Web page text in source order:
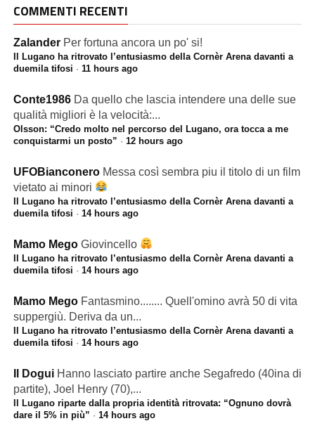
COMMENTI RECENTI
Zalander Per fortuna ancora un po' si!
Il Lugano ha ritrovato l’entusiasmo della Cornèr Arena davanti a
duemila tifosi · 11 hours ago
Conte1986 Da quello che lascia intendere una delle sue
qualità migliori è la velocità:...
Olsson: “Credo molto nel percorso del Lugano, ora tocca a me
conquistarmi un posto” · 12 hours ago
UFOBianconero Messa così sembra piu il titolo di un film
vietato ai minori
Il Lugano ha ritrovato l’entusiasmo della Cornèr Arena davanti a
duemila tifosi · 14 hours ago
Mamo Mego Giovincello
Il Lugano ha ritrovato l’entusiasmo della Cornèr Arena davanti a
duemila tifosi · 14 hours ago
Mamo Mego Fantasmino........ Quell'omino avrà 50 di vita
suppergiù. Deriva da un...
Il Lugano ha ritrovato l’entusiasmo della Cornèr Arena davanti a
duemila tifosi · 14 hours ago
Il Dogui Hanno lasciato partire anche Segafredo (40ina di
partite), Joel Henry (70),...
Il Lugano riparte dalla propria identità ritrovata: “Ognuno dovrà
dare il 5% in più” · 14 hours ago